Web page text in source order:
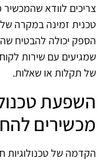
צריכים לוודא
טכנית זמינה במקרה
הספק יכולה להבטיח
שמגיעים עם שירות
של תקלות או שאלות.
השפעת
מכשירים
הקדמה של